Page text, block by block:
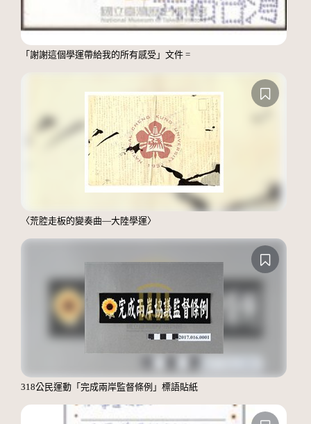
「謝謝這個學運帶給我的所有感受」文件 =
〈荒腔走板的變奏曲—大陸學運〉
318公民運動「完成兩岸監督條例」標語貼紙